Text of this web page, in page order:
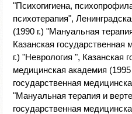
"Психогигиена,
психотерапия",
(1990 г.) "Мануальная
Казанская государственная
г.) "Неврология ", Казанская
медицинская академия
государственная
"Мануальная терапия и
государственная